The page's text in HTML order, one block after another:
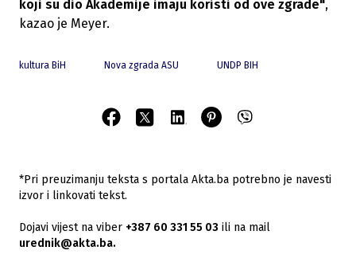
koji su dio Akademije imaju koristi od ove zgrade",
kazao je Meyer.
kultura BiH Nova zgrada ASU UNDP BIH
*Pri preuzimanju teksta s portala Akta.ba potrebno je navesti
izvor i linkovati tekst.
Dojavi vijest na viber +387 60 331 55 03 ili na mail
urednik@akta.ba.